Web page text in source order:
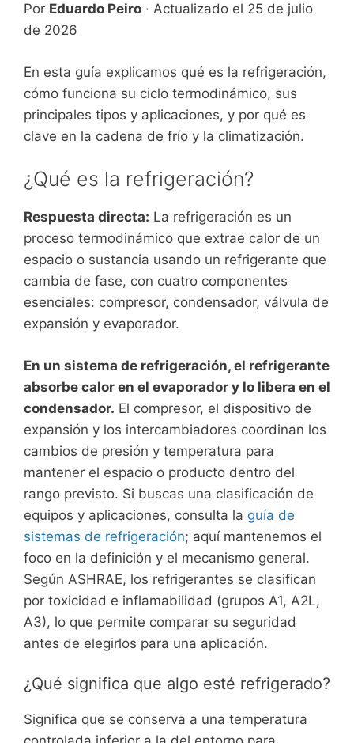
Por Eduardo Peiro · Actualizado el 25 de julio
de 2026
En esta guía explicamos qué es la refrigeración,
cómo funciona su ciclo termodinámico, sus
principales tipos y aplicaciones, y por qué es
clave en la cadena de frío y la climatización.
¿Qué es la refrigeración?
Respuesta directa: La refrigeración es un
proceso termodinámico que extrae calor de un
espacio o sustancia usando un refrigerante que
cambia de fase, con cuatro componentes
esenciales: compresor, condensador, válvula de
expansión y evaporador.
En un sistema de refrigeración, el refrigerante
absorbe calor en el evaporador y lo libera en el
condensador. El compresor, el dispositivo de
expansión y los intercambiadores coordinan los
cambios de presión y temperatura para
mantener el espacio o producto dentro del
rango previsto. Si buscas una clasificación de
equipos y aplicaciones, consulta la guía de
sistemas de refrigeración; aquí mantenemos el
foco en la definición y el mecanismo general.
Según ASHRAE, los refrigerantes se clasifican
por toxicidad e inflamabilidad (grupos A1, A2L,
A3), lo que permite comparar su seguridad
antes de elegirlos para una aplicación.
¿Qué significa que algo esté refrigerado?
Significa que se conserva a una temperatura